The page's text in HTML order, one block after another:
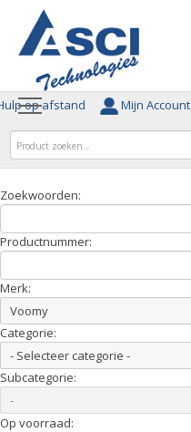
op afstand Mijn Account
Zoekwoorden:
Productnummer:
Merk:
Categorie:
Subcategorie:
Op voorraad: